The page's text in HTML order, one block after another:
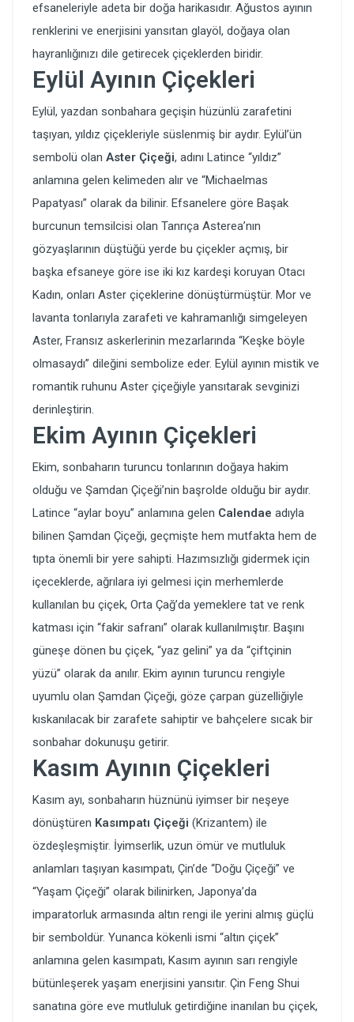
efsaneleriyle adeta bir doğa harikasıdır. Ağustos ayının
renklerini ve enerjisini yansıtan glayöl, doğaya olan
hayranlığınızı dile getirecek çiçeklerden biridir.
Eylül Ayının Çiçekleri
Eylül, yazdan sonbahara geçişin hüzünlü zarafetini
taşıyan, yıldız çiçekleriyle süslenmiş bir aydır. Eylül’ün
sembolü olan Aster Çiçeği, adını Latince “yıldız”
anlamına gelen kelimeden alır ve “Michaelmas
Papatyası” olarak da bilinir. Efsanelere göre Başak
burcunun temsilcisi olan Tanrıça Asterea’nın
gözyaşlarının düştüğü yerde bu çiçekler açmış, bir
başka efsaneye göre ise iki kız kardeşi koruyan Otacı
Kadın, onları Aster çiçeklerine dönüştürmüştür. Mor ve
lavanta tonlarıyla zarafeti ve kahramanlığı simgeleyen
Aster, Fransız askerlerinin mezarlarında “Keşke böyle
olmasaydı” dileğini sembolize eder. Eylül ayının mistik ve
romantik ruhunu Aster çiçeğiyle yansıtarak sevginizi
derinleştirin.
Ekim Ayının Çiçekleri
Ekim, sonbaharın turuncu tonlarının doğaya hakim
olduğu ve Şamdan Çiçeği’nin başrolde olduğu bir aydır.
Latince “aylar boyu” anlamına gelen Calendae adıyla
bilinen Şamdan Çiçeği, geçmişte hem mutfakta hem de
tıpta önemli bir yere sahipti. Hazımsızlığı gidermek için
içeceklerde, ağrılara iyi gelmesi için merhemlerde
kullanılan bu çiçek, Orta Çağ’da yemeklere tat ve renk
katması için “fakir safranı” olarak kullanılmıştır. Başını
güneşe dönen bu çiçek, “yaz gelini” ya da “çiftçinin
yüzü” olarak da anılır. Ekim ayının turuncu rengiyle
uyumlu olan Şamdan Çiçeği, göze çarpan güzelliğiyle
kıskanılacak bir zarafete sahiptir ve bahçelere sıcak bir
sonbahar dokunuşu getirir.
Kasım Ayının Çiçekleri
Kasım ayı, sonbaharın hüznünü iyimser bir neşeye
dönüştüren Kasımpatı Çiçeği (Krizantem) ile
özdeşleşmiştir. İyimserlik, uzun ömür ve mutluluk
anlamları taşıyan kasımpatı, Çin’de “Doğu Çiçeği” ve
“Yaşam Çiçeği” olarak bilinirken, Japonya’da
imparatorluk armasında altın rengi ile yerini almış güçlü
bir semboldür. Yunanca kökenli ismi “altın çiçek”
anlamına gelen kasımpatı, Kasım ayının sarı rengiyle
bütünleşerek yaşam enerjisini yansıtır. Çin Feng Shui
sanatına göre eve mutluluk getirdiğine inanılan bu çiçek,